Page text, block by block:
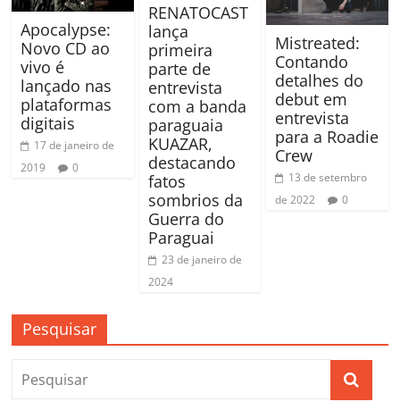
Apocalypse:
Novo CD ao
vivo é
lançado nas
plataformas
digitais
17 de janeiro de
2019
0
RENATOCAST
lança
primeira
parte de
entrevista
com a banda
paraguaia
KUAZAR,
destacando
fatos
sombrios da
Guerra do
Paraguai
23 de janeiro de
2024
Mistreated:
Contando
detalhes do
debut em
entrevista
para a Roadie
Crew
13 de setembro
de 2022
0
Pesquisar